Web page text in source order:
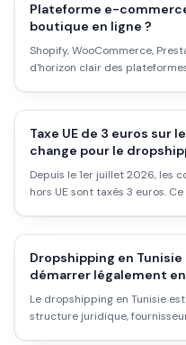
Plateforme e-
boutique en ligne ?
Shopify, WooCommerce,
d'horizon clair des
Taxe UE de 3 euros sur
change pour le
Depuis le 1er juillet 2026, les
hors UE sont taxés 3 euros.
Dropshipping en
démarrer légalement
Le dropshipping en Tunisie
structure juridique,